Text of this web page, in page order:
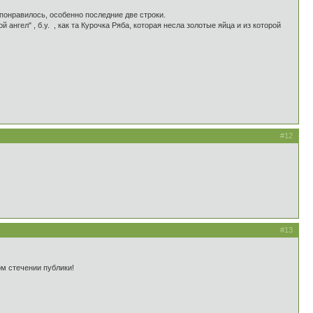
особенно последние две строки.
, б.у. , как та Курочка Ряба, которая несла золотые яйца и из которой
#12
#13
стечении публики!